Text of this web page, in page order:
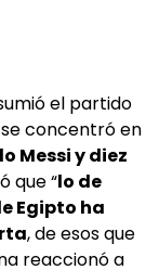
el partido
se concentró en
Messi y diez
que “lo de
Egipto ha
, de esos que
reaccionó a